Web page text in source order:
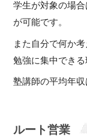
学生が対象の場
が可能です。
また自分で何か
勉強に集中できる
塾講師の平均年収
ルート営業